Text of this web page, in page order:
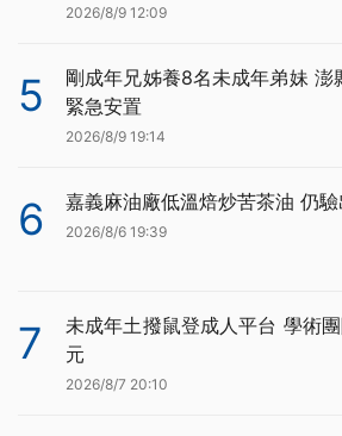
2026/8/9 12:09
5
剛成年兄姊養8名未成年弟妹 澎
緊急安置
2026/8/9 19:14
6 嘉義麻油廠低溫焙炒苦茶油 仍
2026/8/6 19:39
7
未成年土撥鼠登成人平台 學術
元
2026/8/7 20:10